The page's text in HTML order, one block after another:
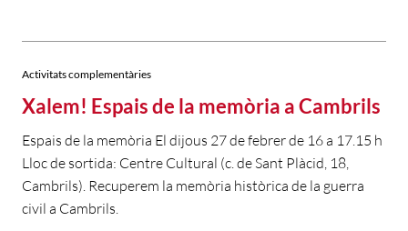
Activitats complementàries
Xalem! Espais de la memòria a Cambrils
Espais de la memòria El dijous 27 de febrer de 16 a 17.15 h
Lloc de sortida: Centre Cultural (c. de Sant Plàcid, 18,
Cambrils). Recuperem la memòria històrica de la guerra
civil a Cambrils.